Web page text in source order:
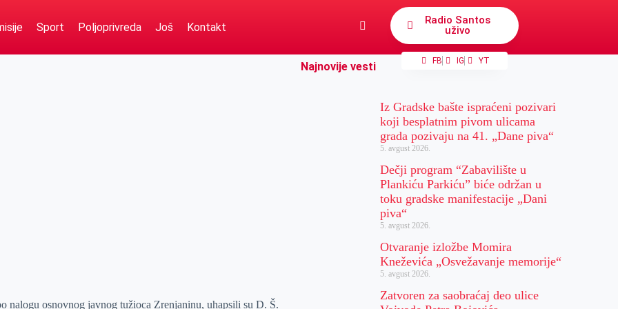
Sport Poljoprivreda Još Kontakt
Radio Santos
uživo
FB IG YT
nalogu osnovnog javnog tužioca Zrenjaninu, uhapsili su D. Š.
Najnovije vesti
Iz Gradske bašte ispraćeni pozivari
koji besplatnim pivom ulicama
grada pozivaju na 41. „Dane piva“
5. avgust 2026.
Dečji program “Zabavilište u
Plankiću Parkiću” biće održan u
toku gradske manifestacije „Dani
piva“
5. avgust 2026.
Otvaranje izložbe Momira
Kneževića „Osvežavanje memorije“
5. avgust 2026.
Zatvoren za saobraćaj deo ulice